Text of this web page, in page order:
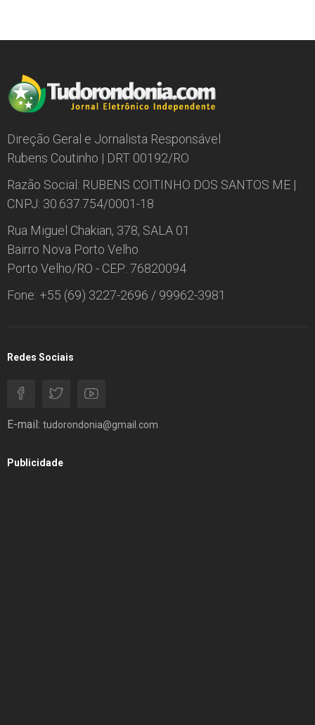
Direção Geral e Jornalista Responsável
Rubens Coutinho | DRT 00192/RO
Razão Social: RUBENS COITINHO DOS SANTOS ME |
CNPJ: 30.637.754/0001-18
Rua Miguel Chakian, 378, SALA 01
Bairro Nova Porto Velho
Porto Velho/RO - CEP: 76820094
Fone: +55 (69) 3227-2696 / 99962-3981
Redes Sociais
E-mail: tudorondonia@gmail.com
Publicidade